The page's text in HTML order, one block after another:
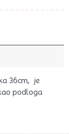
36cm, je
podloga